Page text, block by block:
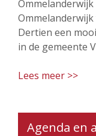
Dertien een
in de gemeente
Lees meer >>
Agenda en